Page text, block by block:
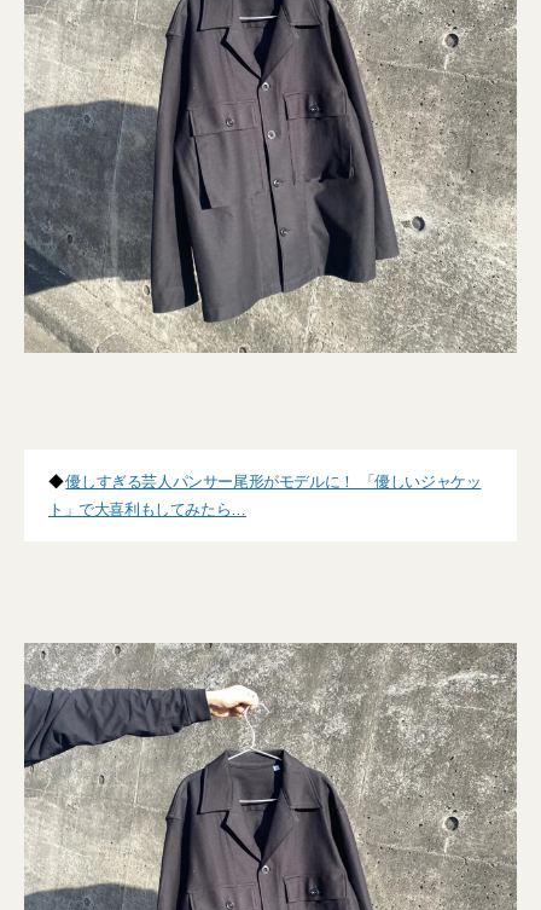
◆優しすぎる芸人パンサー尾形がモデルに！ 「優しいジャケッ
ト」で大喜利もしてみたら…